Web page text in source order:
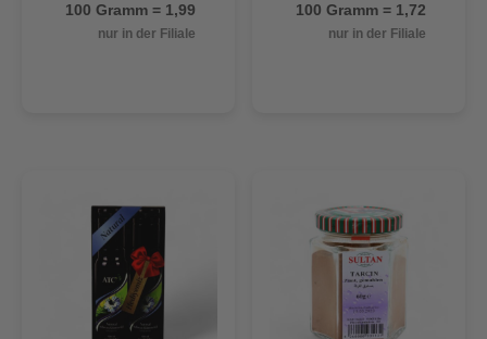
100 Gramm = 1,99
nur in der Filiale
100 Gramm = 1,72
nur in der Filiale